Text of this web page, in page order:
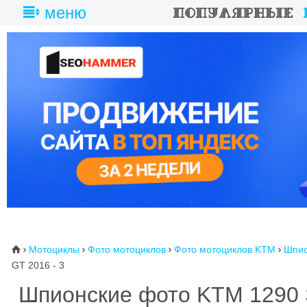
меню
⌂  Мотоциклы  Фото мотоциклов  Фото мотоциклов KTM 
GT 2016 - 3
Шпионские фото KTM